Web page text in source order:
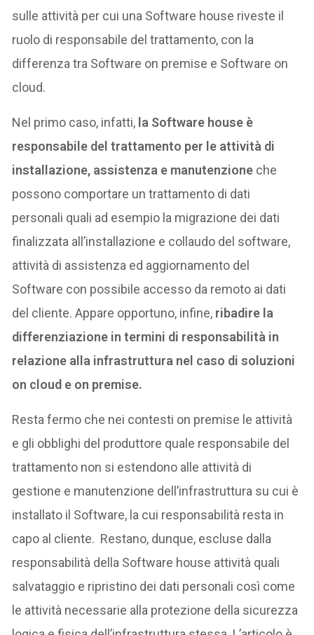
sulle attività per cui una Software house riveste il
ruolo di responsabile del trattamento, con la
differenza tra Software on premise e Software on
cloud.
Nel primo caso, infatti, la Software house è
responsabile del trattamento per le attività di
installazione, assistenza e manutenzione che
possono comportare un trattamento di dati
personali quali ad esempio la migrazione dei dati
finalizzata all’installazione e collaudo del software,
attività di assistenza ed aggiornamento del
Software con possibile accesso da remoto ai dati
del cliente. Appare opportuno, infine, ribadire la
differenziazione in termini di responsabilità in
relazione alla infrastruttura nel caso di soluzioni
on cloud e on premise.
Resta fermo che nei contesti on premise le attività
e gli obblighi del produttore quale responsabile del
trattamento non si estendono alle attività di
gestione e manutenzione dell’infrastruttura su cui è
installato il Software, la cui responsabilità resta in
capo al cliente. Restano, dunque, escluse dalla
responsabilità della Software house attività quali
salvataggio e ripristino dei dati personali così come
le attività necessarie alla protezione della sicurezza